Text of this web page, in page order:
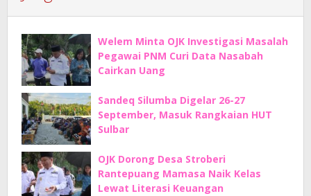
Welem Minta OJK Investigasi Masalah
Pegawai PNM Curi Data Nasabah
Cairkan Uang
Sandeq Silumba Digelar 26-27
September, Masuk Rangkaian HUT
Sulbar
OJK Dorong Desa Stroberi
Rantepuang Mamasa Naik Kelas
Lewat Literasi Keuangan